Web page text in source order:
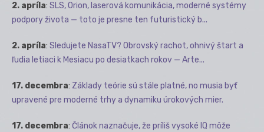
2. apríla: SLS, Orion, laserová komunikácia, moderné systémy
podpory života — toto je presne ten futuristický b...
2. apríla: Sledujete NasaTV? Obrovský rachot, ohnivý štart a
ľudia letiaci k Mesiacu po desiatkach rokov — Arte...
17. decembra: Základy teórie sú stále platné, no musia byť
upravené pre moderné trhy a dynamiku úrokových mier.
17. decembra: Článok naznačuje, že príliš vysoké IQ môže